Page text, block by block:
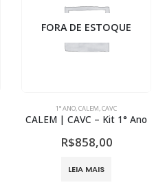
FORA DE ESTOQUE
1° ANO,CALEM,CAVC
CALEM | CAVC – Kit 1° Ano
R$858,00
LEIA MAIS